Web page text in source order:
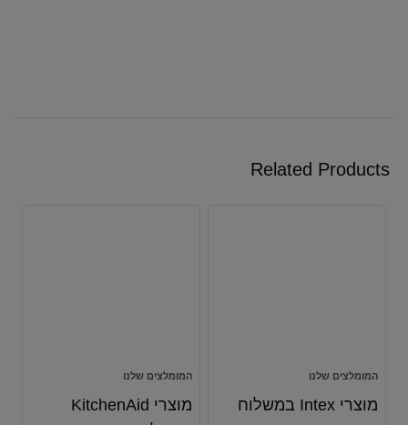
Related Products
המומלצים שלנו
מוצרי Intex במשלוח
המומלצים שלנו
מוצרי KitchenAid